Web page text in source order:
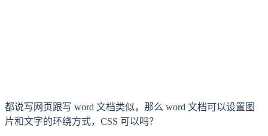
都说写网页跟写 word 文档类似，那么 word 文档可以设置图
片和文字的环绕方式，CSS 可以吗？